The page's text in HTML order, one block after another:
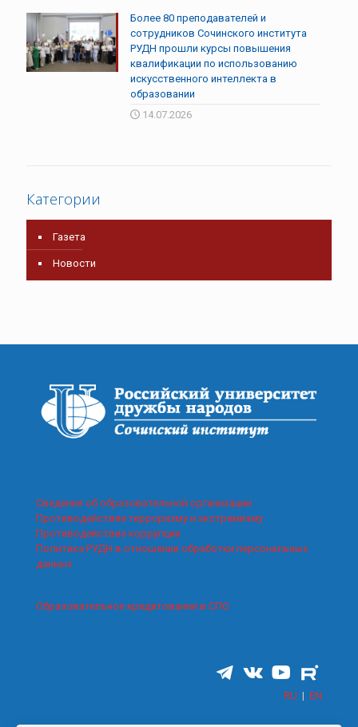
Более 80 преподавателей и
сотрудников Сочинского института
РУДН прошли курсы повышения
квалификации по использованию
искусственного интеллекта в
образовании
14.07.2026
Категории
Газета
Новости
Сведения об образовательной организации
Противодействие терроризму и экстремизму
Противодействие коррупции
Политика РУДН в отношении обработки персональных
данных
Образовательное кредитование в СПО
RU | EN